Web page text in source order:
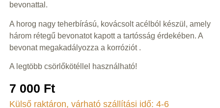
bevonattal.
A horog nagy teherbírású, kovácsolt acélból készül, amely
három rétegű bevonatot kapott a tartósság érdekében. A
bevonat megakadályozza a korróziót .
A legtöbb csörlőkötéllel használható!
7 000 Ft
Külső raktáron, várható szállítási idő: 4-6